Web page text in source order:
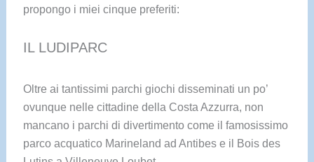
propongo i miei cinque preferiti:
IL LUDIPARC
Oltre ai tantissimi parchi giochi disseminati un po’
ovunque nelle cittadine della Costa Azzurra, non
mancano i parchi di divertimento come il famosissimo
parco acquatico Marineland ad Antibes e il Bois des